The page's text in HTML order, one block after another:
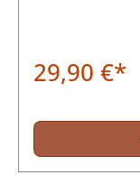
29,90 €*